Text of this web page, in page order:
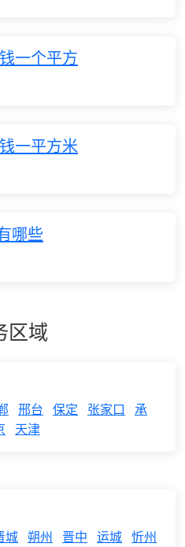
一个平方
一平方米
哪些
区域
邢台 保定 张家口
承
天津
城 朔州 晋中 运城 忻州